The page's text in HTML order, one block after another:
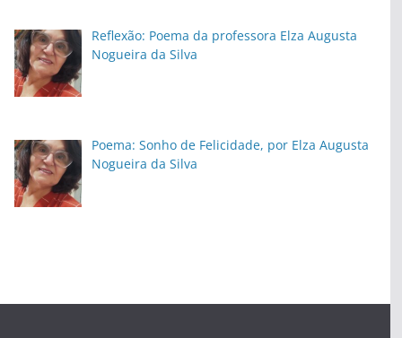
Reflexão: Poema da professora Elza Augusta
Nogueira da Silva
Poema: Sonho de Felicidade, por Elza Augusta
Nogueira da Silva